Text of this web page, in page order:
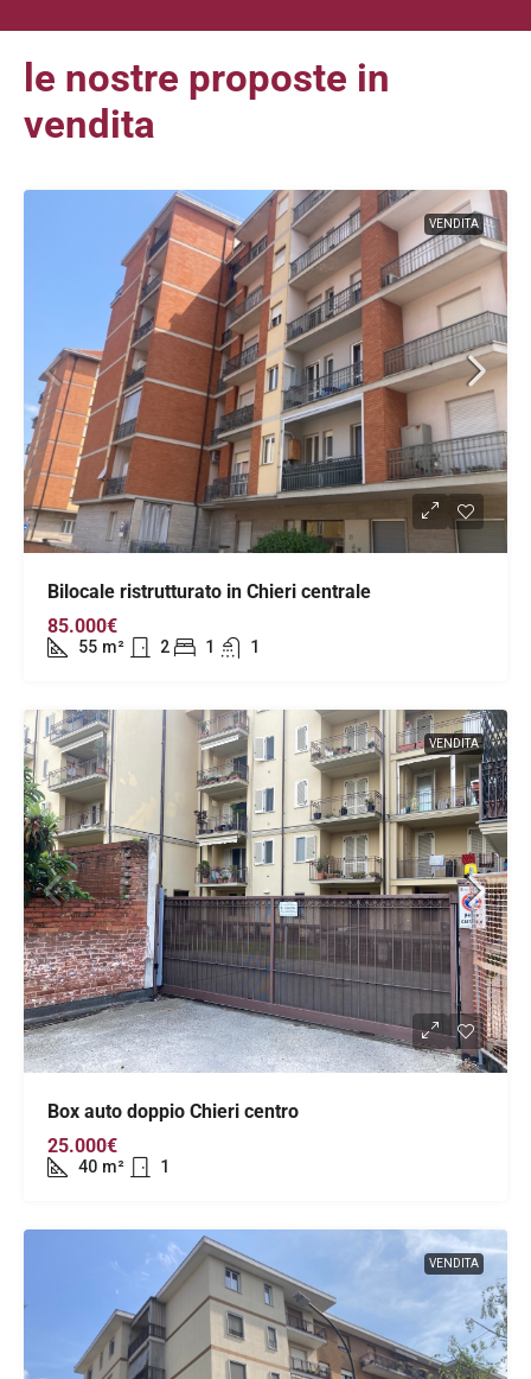
le nostre proposte in
vendita
VENDITA
Bilocale ristrutturato in Chieri centrale
85.000€
55 m² 2 1 1
VENDITA
Box auto doppio Chieri centro
25.000€
40 m² 1
VENDITA